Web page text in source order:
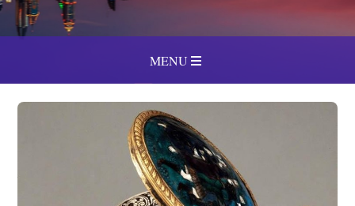
MENU